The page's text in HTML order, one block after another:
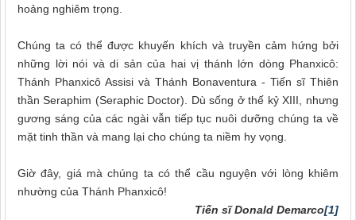
hoảng nghiêm trọng.
Chúng ta có thể được khuyến khích và truyền cảm hứng bởi
những lời nói và di sản của hai vị thánh lớn dòng Phanxicô:
Thánh Phanxicô Assisi và Thánh Bonaventura - Tiến sĩ Thiên
thầnSeraphim (Seraphic Doctor). Dùsống ở thế kỷ XIII, nhưng
gương sáng của cácngàivẫn tiếp tục nuôi dưỡng chúng ta về
mặt tinh thần và mang lại cho chúng ta niềm hy vọng.
Giờ đây, giá mà chúng ta có thể cầu nguyện với lòng khiêm
nhường của Thánh Phanxicô!
Tiến sĩDonald Demarco[1]